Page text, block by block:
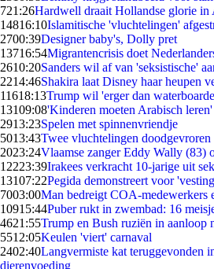
721:26Hardwell draait Hollandse glorie in
14816:10Islamitische 'vluchtelingen'
2700:39Designer baby's, Dolly pret
13716:54Migrantencrisis doet
2610:20Sanders wil af van 'seksistische'
2214:46Shakira laat Disney haar heupen
11618:13Trump wil 'erger dan
13109:08'Kinderen moeten Arabisch leren'
2913:23Spelen met spinnenvriendje
5013:43Twee vluchtelingen
2023:24Vlaamse zanger Eddy Wally (83)
12223:39Irakees verkracht 10-jarige uit
13107:22Pegida demonstreert voor
7003:00Man bedreigt COA-medewerkers
10915:44Puber rukt in zwembad: 16
4621:55Trump en Bush ruziën in aanloop
5512:05Keulen 'viert' carnaval
2402:40Langvermiste kat teruggevonden
dierenvoeding